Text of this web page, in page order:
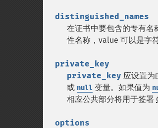
distinguished_names
在证书中要包含的专有名
性名称，value 可以是字
private_key
private_key 应设置为
或 null 变量。如果值为
相应公共部分将用于签署
options